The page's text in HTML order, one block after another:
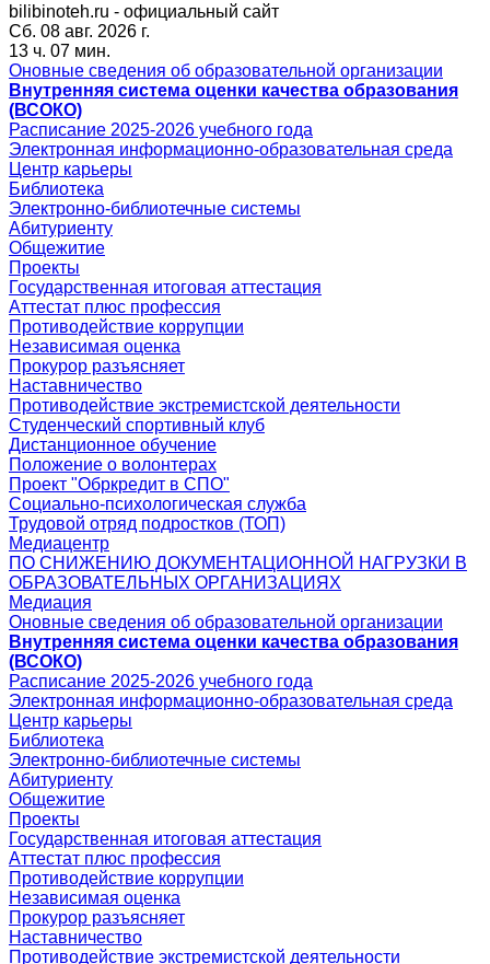
bilibinoteh.ru - официальный сайт
Сб. 08 авг. 2026 г.
13 ч. 07 мин.
Оновные сведения об образовательной организации
Внутренняя система оценки качества образования
(ВСОКО)
Расписание 2025-2026 учебного года
Электронная информационно-образовательная среда
Центр карьеры
Библиотека
Электронно-библиотечные системы
Абитуриенту
Общежитие
Проекты
Государственная итоговая аттестация
Аттестат плюс профессия
Противодействие коррупции
Независимая оценка
Прокурор разъясняет
Наставничество
Противодействие экстремистской деятельности
Студенческий спортивный клуб
Дистанционное обучение
Положение о волонтерах
Проект "Обркредит в СПО"
Социально-психологическая служба
Трудовой отряд подростков (ТОП)
Медиацентр
ПО СНИЖЕНИЮ ДОКУМЕНТАЦИОННОЙ НАГРУЗКИ В
ОБРАЗОВАТЕЛЬНЫХ ОРГАНИЗАЦИЯХ
Медиация
Оновные сведения об образовательной организации
Внутренняя система оценки качества образования
(ВСОКО)
Расписание 2025-2026 учебного года
Электронная информационно-образовательная среда
Центр карьеры
Библиотека
Электронно-библиотечные системы
Абитуриенту
Общежитие
Проекты
Государственная итоговая аттестация
Аттестат плюс профессия
Противодействие коррупции
Независимая оценка
Прокурор разъясняет
Наставничество
Противодействие экстремистской деятельности